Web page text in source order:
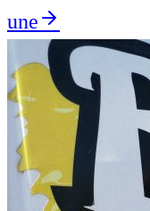
une